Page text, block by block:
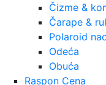
Čizme &
Čarape &
Polaroid
Odeća
Obuća
Raspon Cena